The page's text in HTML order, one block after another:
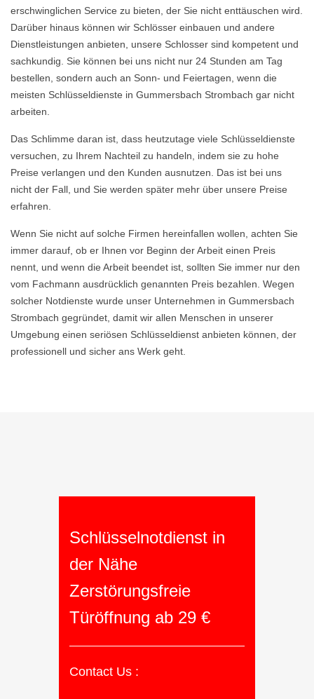
erschwinglichen Service zu bieten, der Sie nicht enttäuschen wird.
Darüber hinaus können wir Schlösser einbauen und andere
Dienstleistungen anbieten, unsere Schlosser sind kompetent und
sachkundig. Sie können bei uns nicht nur 24 Stunden am Tag
bestellen, sondern auch an Sonn- und Feiertagen, wenn die
meisten Schlüsseldienste in Gummersbach Strombach gar nicht
arbeiten.
Das Schlimme daran ist, dass heutzutage viele Schlüsseldienste
versuchen, zu Ihrem Nachteil zu handeln, indem sie zu hohe
Preise verlangen und den Kunden ausnutzen. Das ist bei uns
nicht der Fall, und Sie werden später mehr über unsere Preise
erfahren.
Wenn Sie nicht auf solche Firmen hereinfallen wollen, achten Sie
immer darauf, ob er Ihnen vor Beginn der Arbeit einen Preis
nennt, und wenn die Arbeit beendet ist, sollten Sie immer nur den
vom Fachmann ausdrücklich genannten Preis bezahlen. Wegen
solcher Notdienste wurde unser Unternehmen in Gummersbach
Strombach gegründet, damit wir allen Menschen in unserer
Umgebung einen seriösen Schlüsseldienst anbieten können, der
professionell und sicher ans Werk geht.
Schlüsselnotdienst in
der Nähe
Zerstörungsfreie
Türöffnung ab 29 €
Contact Us :